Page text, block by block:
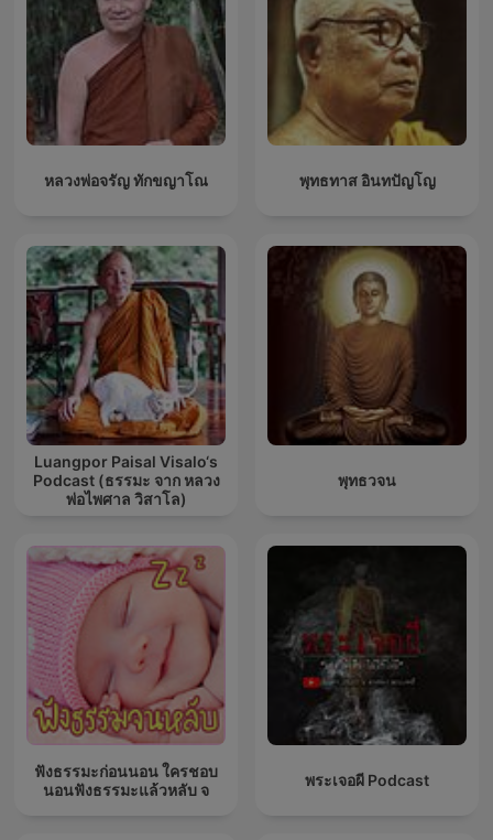
หลวงพ่อจรัญ ทักขญาโณ พุทธทาส อินทปัญโญ
Luangpor Paisal Visalo‘s
Podcast (ธรรมะ จาก หลวง
พ่อไพศาล วิสาโล)
พุทธวจน
ฟังธรรมะก่อนนอน ใครชอบ
นอนฟังธรรมะแล้วหลับ จ
พระเจอผี Podcast